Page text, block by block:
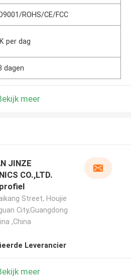
ROHS/CE/FCC
per dag
dagen
meer
JINZE
CO.,LTD.
Street, Houjie
City,Guangdong
,China
Leverancier
meer